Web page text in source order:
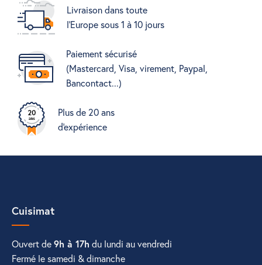
Livraison dans toute
l'Europe sous 1 à 10 jours
Paiement sécurisé
(Mastercard, Visa, virement, Paypal,
Bancontact...)
Plus de 20 ans
d'expérience
Cuisimat
Ouvert de9h à 17h du lundi au vendredi
Fermé le samedi & dimanche